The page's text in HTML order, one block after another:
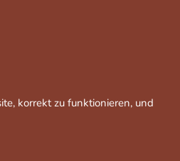
korrekt zu funktionieren, und